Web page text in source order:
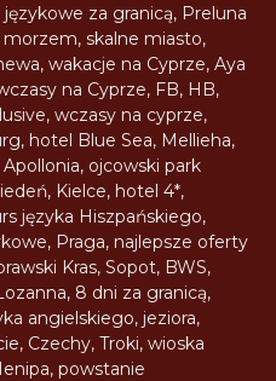
językowe za granicą, Preluna
morzem,skalne miasto,
,wakacje na Cyprze,Aya
na Cyprze, FB, HB,
,wczasy na cyprze,
, hotel Blue Sea, Mellieha,
, ojcowski park
, Kielce, hotel 4*,
języka Hiszpańskiego,
, Praga, najlepsze oferty
Kras,Sopot, BWS,
, 8 dni za granicą,
angielskiego, jeziora,
, Czechy,Troki,wioska
,powstanie